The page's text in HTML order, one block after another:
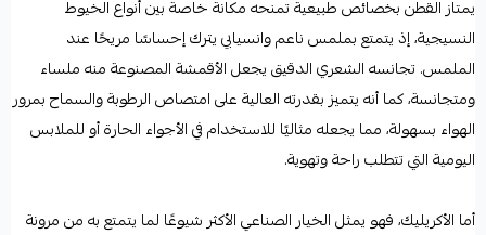
يمتاز القطن بخصائص طبيعية تمنحه مكانة خاصة بين أنواع الخيوط
النسيجية، إذ يتمتع بملمس ناعم وانسيابي يترك إحساسًا مريحًا عند
الملمس. تجانسه الشعري الدقيق يجعل الأقمشة المصنوعة منه ملساء
ومتجانسة، كما أنه يتميز بقدرته العالية على امتصاص الرطوبة والسماح بمرور
الهواء بسهولة، مما يجعله مثاليًا للاستخدام في الأجواء الحارة أو للملابس
اليومية التي تتطلب راحة وتهوية.
أما الأكريليك، فهو يمثل الخيار الصناعي الأكثر شيوعًا لما يتمتع به من مرونة